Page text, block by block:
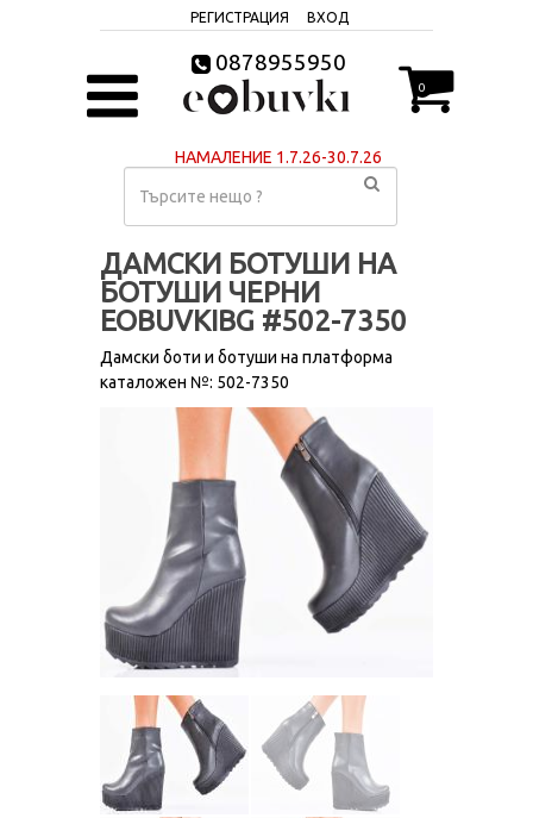
РЕГИСТРАЦИЯ ВХОД
0878955950
0
НАМАЛЕНИЕ 1.7.26-30.7.26
ДАМСКИ БОТУШИ НА
БОТУШИ ЧЕРНИ
EOBUVKIBG #502-7350
Дамски боти и ботуши на платформа
каталожен №: 502-7350